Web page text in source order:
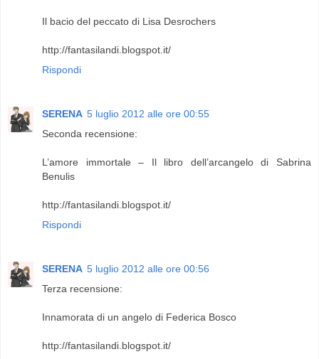
Il bacio del peccato di Lisa Desrochers
http://fantasilandi.blogspot.it/
Rispondi
SERENA 5 luglio 2012 alle ore 00:55
Seconda recensione:
L’amore immortale – Il libro dell’arcangelo di Sabrina
Benulis
http://fantasilandi.blogspot.it/
Rispondi
SERENA 5 luglio 2012 alle ore 00:56
Terza recensione:
Innamorata di un angelo di Federica Bosco
http://fantasilandi.blogspot.it/